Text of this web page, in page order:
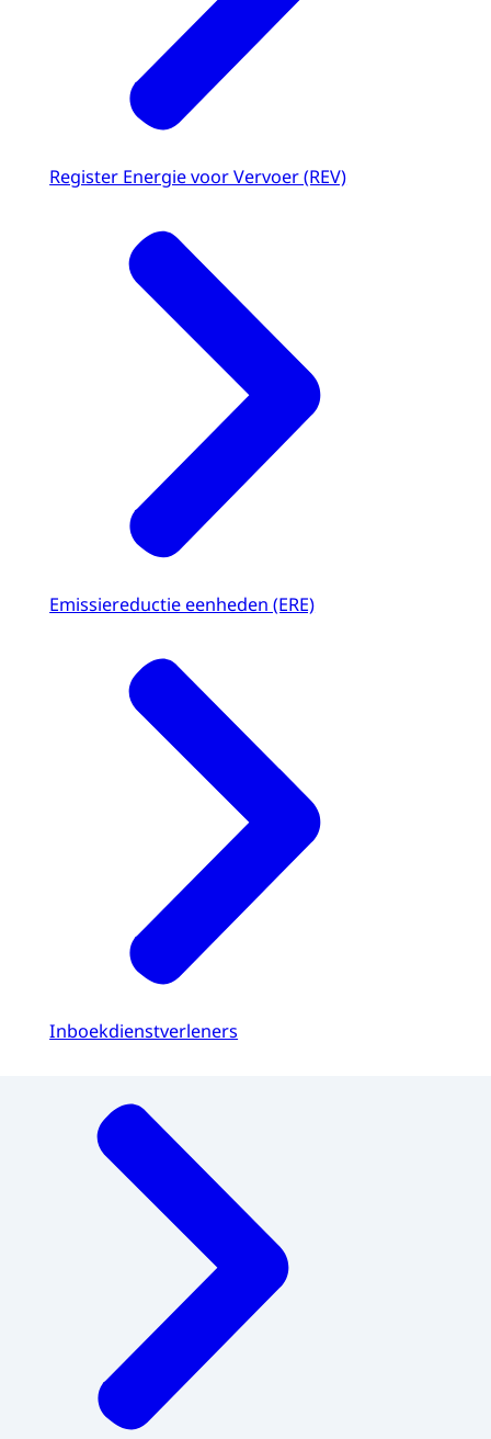
Register Energie voor Vervoer (REV)
Emissiereductie eenheden (ERE)
Inboekdienstverleners